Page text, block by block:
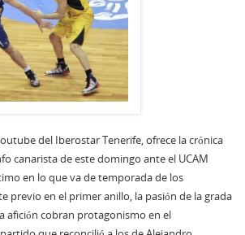
del Iberostar Tenerife, ofrece la crónica
canarista de este domingo ante el UCAM
en lo que va de temporada de los
previo en el primer anillo, la pasión de la grada
afición cobran protagonismo en el